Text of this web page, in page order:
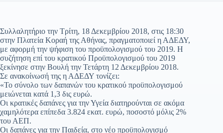
Συλλαλητήριο την Τρίτη, 18 Δεκεμβρίου 2018, στις 18:30
στην Πλατεία Κοραή της Αθήνας, πραγματοποιεί η ΑΔΕΔΥ,
με αφορμή την ψήφιση του προϋπολογισμού του 2019. Η
συζήτηση επί του κρατικού Προϋπολογισμού του 2019
ξεκίνησε στην Βουλή την Τετάρτη 12 Δεκεμβρίου 2018.
Σε ανακοίνωσή της η ΑΔΕΔΥ τονίζει:
«Το σύνολο των δαπανών του κρατικού προϋπολογισμού
μειώνεται κατά 1,3 δις ευρώ.
Οι κρατικές δαπάνες για την Υγεία διατηρούνται σε ακόμα
χαμηλότερα επίπεδα 3.824 εκατ. ευρώ, ποσοστό μόλις 2%
του ΑΕΠ.
Οι δαπάνες για την Παιδεία, στο νέο προϋπολογισμό